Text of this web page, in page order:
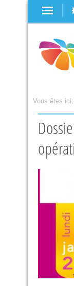
Vous êtes ici:
Dossier de presse Excellence